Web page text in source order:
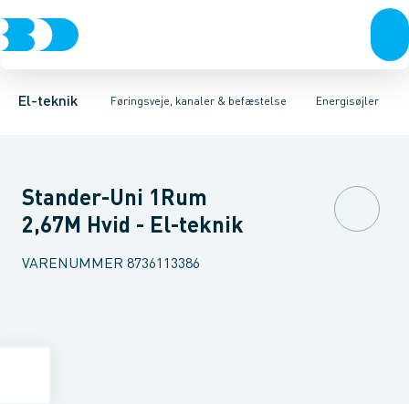
El-teknik Føringsveje, kanaler & befæstelse
Afbrydere, stikkontakter & lampeudtagForgreningsmateriel
Energisøjler
Føringsveje Installationskanaler for gulvInstallationskanaler
InstallationssøjleTilbehør for installationsstandere
Stander-Uni 1Rum
2,67M Hvid - El-teknik
VARENUMMER 8736113386